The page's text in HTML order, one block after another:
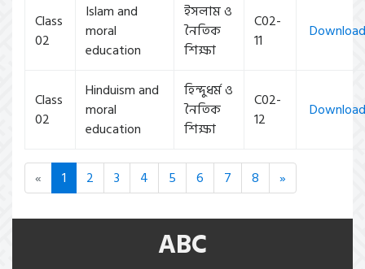
Class
02
Islam and
moral
education
ইসলাম ও
নৈতিক
শিক্ষা
C02-
11
Download
Class
02
Hinduism and
moral
education
হিন্দুধর্ম ও
নৈতিক
শিক্ষা
C02-
12
Download
« 1 2 3 4 5 6 7 8 »
ABC